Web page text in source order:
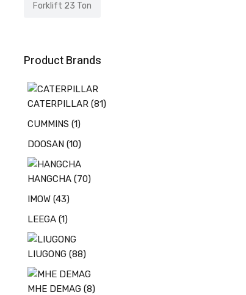
Forklift 23 Ton
Product Brands
CATERPILLAR (81)
CUMMINS (1)
DOOSAN (10)
HANGCHA (70)
IMOW (43)
LEEGA (1)
LIUGONG (88)
MHE DEMAG (8)